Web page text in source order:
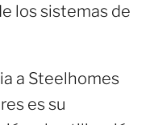
los sistemas de
a Steelhomes
es su